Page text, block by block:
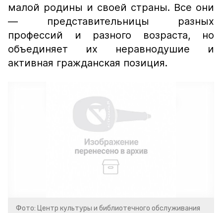
малой родины и своей страны. Все они
— представительницы разных
профессий и разного возраста, но
объединяет их неравнодушие и
активная гражданская позиция.
Фото: Центр культуры и библиотечного обслуживания